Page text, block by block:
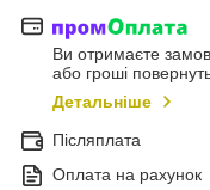
Ви отримаєте
або гроші
Детальніше
Післяплата
Оплата на рахунок